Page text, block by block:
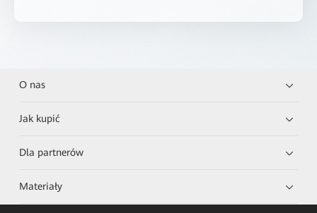
O nas
Jak kupić
Dla partnerów
Materiały